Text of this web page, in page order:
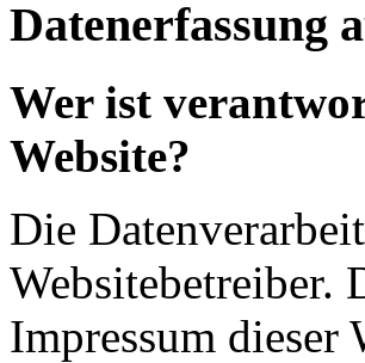
Datenerfassung
Wer ist
Website?
Die
Websitebetreiber.
Impressum dieser